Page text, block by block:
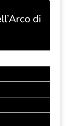
di